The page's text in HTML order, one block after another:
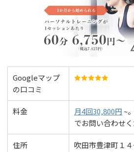
Googleマップ
の口コミ
料金 月4回30,800円 ~
でお問い合わせく
住所
吹田市豊津町１